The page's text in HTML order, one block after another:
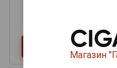
Магазин